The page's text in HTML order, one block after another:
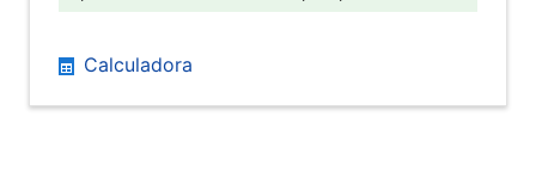
Calculadora